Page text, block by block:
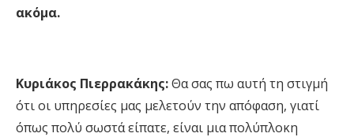
ακόμα.
Κυριάκος Πιερρακάκης:Θα σας πω αυτή τη στιγμή
ότι οι υπηρεσίες μας μελετούν την απόφαση, γιατί
όπως πολύ σωστά είπατε, είναι μια πολύπλοκη